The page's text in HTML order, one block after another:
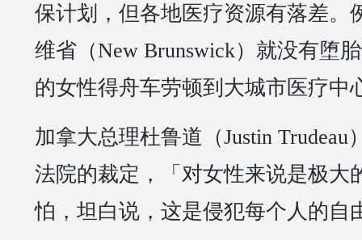
保计划，但各地医疗资源有落差。
维省（New Brunswick）就没有堕
的女性得舟车劳顿到大城市医疗中
加拿大总理杜鲁道（Justin Trudeau
法院的裁定，「对女性来说是极大
怕，坦白说，这是侵犯每个人的自